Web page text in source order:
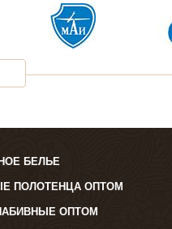
БЕЛЬЕ
ПОЛОТЕНЦА ОПТОМ
ОПТОМ